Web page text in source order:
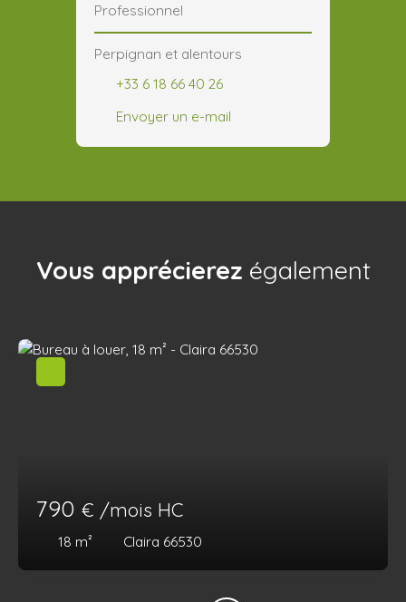
Professionnel
Perpignan et alentours
+33 6 18 66 40 26
Envoyer un e-mail
Vous apprécierez également
790 € /mois HC
18 m² Claira 66530